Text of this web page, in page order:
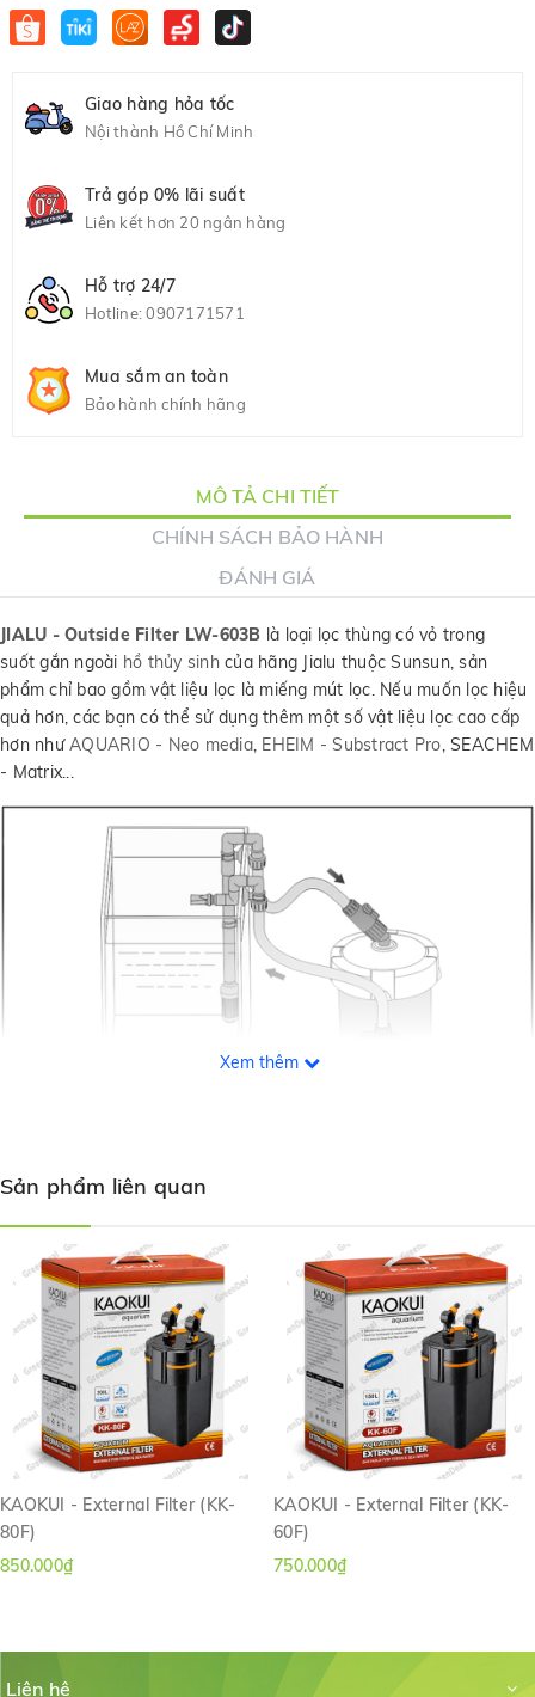
Giao hàng hỏa tốc
Nội thành Hồ Chí Minh
Trả góp 0% lãi suất
Liên kết hơn 20 ngân hàng
Hỗ trợ 24/7
Hotline:0907171571
Mua sắm an toàn
Bảo hành chính hãng
MÔ TẢ CHI TIẾT
CHÍNH SÁCH BẢO HÀNH
ĐÁNH GIÁ
JIALU - Outside Filter LW-603B là loại lọc thùng có vỏ trong
suốt gắn ngoài hồ thủy sinhcủa hãng Jialu thuộc Sunsun, sản
phẩm chỉ bao gồm vật liệu lọc là miếng mút lọc. Nếu muốn lọc hiệu
quả hơn, các bạn có thể sử dụng thêm một số vật liệu lọc cao cấp
hơn nhưAQUARIO - Neo media, EHEIM - Substract Pro, SEACHEM
- Matrix...
Có thể phù hợp với nước ngọt và nước mặn.
Thông số thiết bị:
Kích thước: 16,5 x 16,5 x 29,5 (cm).
Công suất: 6w.
Điện áp: 220-240V 50 Hz.
Lưu lượng nước: 400 L/H.
Cột nước tối đa: 1,5 m.
Kích thước ống in/out: 12 mm.
Xem thêm
Sản phẩm liên quan
KAOKUI - External Filter (KK-
80F)
850.000₫
KAOKUI - External Filter (KK-
60F)
750.000₫
Liên hệ